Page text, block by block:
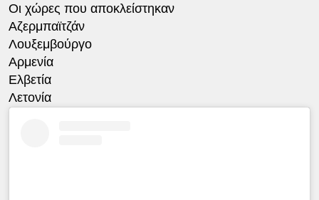
Οι χώρες που αποκλείστηκαν
Αζερμπαϊτζάν
Λουξεμβούργο
Αρμενία
Ελβετία
Λετονία